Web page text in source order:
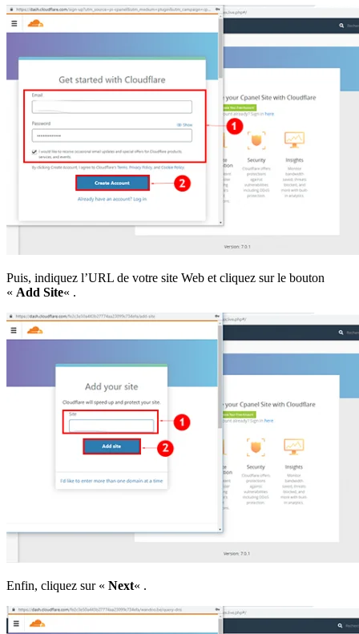
Puis, indiquez l’URL de votre site Web et cliquez sur le bouton
« Add Site« .
Enfin, cliquez sur « Next« .